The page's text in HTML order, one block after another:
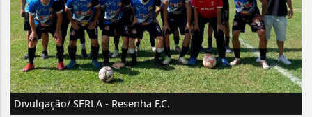
Divulgação/ SERLA - Resenha F.C.